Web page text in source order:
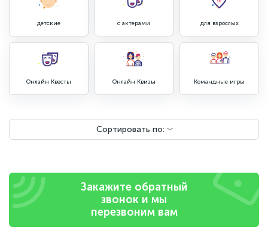
детские с актерами для взрослых
Онлайн Квесты Онлайн Квизы Командные игры
Сортировать по:
Закажите обратный
звонок и мы
перезвоним вам